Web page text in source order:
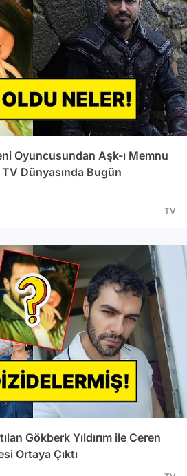
Oyuncusundan Aşk-ı Memnu
Dünyasında Bugün
TV
Gökberk Yıldırım ile Ceren
Ortaya Çıktı